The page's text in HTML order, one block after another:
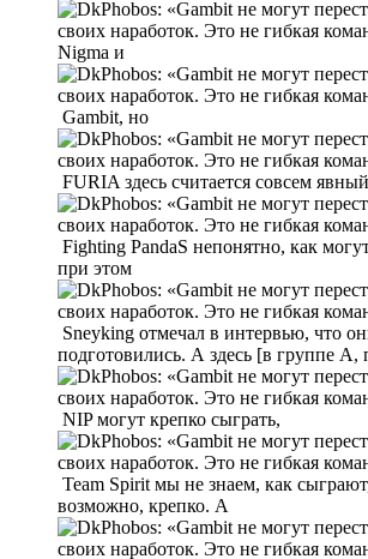
Nigma и
Gambit, но
FURIA здесь считается совсем
Fighting PandaS непонятно, как
при этом
Sneyking отмечал в интервью, что
подготовились. А здесь [в группе А,
NIP могут крепко сыграть,
Team Spirit мы не знаем, как
возможно, крепко. А